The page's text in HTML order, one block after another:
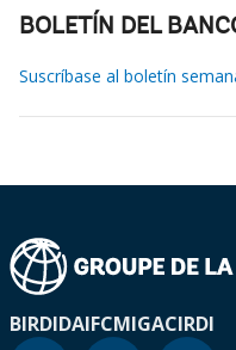
BOLETÍN DEL
Suscríbase al boletín
BIRDIDAIFCMIGACIRDI